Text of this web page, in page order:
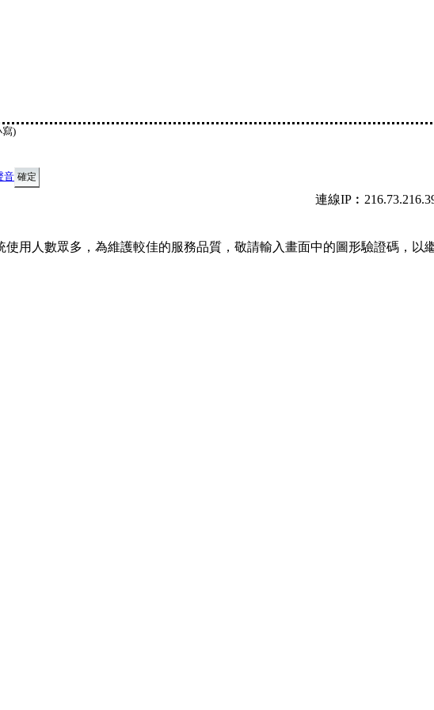
寫)
音
連線
用人數眾多，為維護較佳的服務品質，敬請輸入畫面中的圖形驗證碼，以